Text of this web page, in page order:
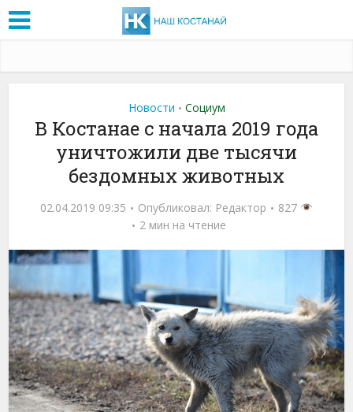
Новости • Социум
В Костанае с начала 2019 года
уничтожили две тысячи
бездомных животных
02.04.2019 09:35 Опубликовал: Редактор
827
2 мин на чтение